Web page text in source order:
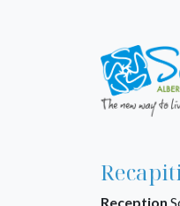
Recapiti
Reception